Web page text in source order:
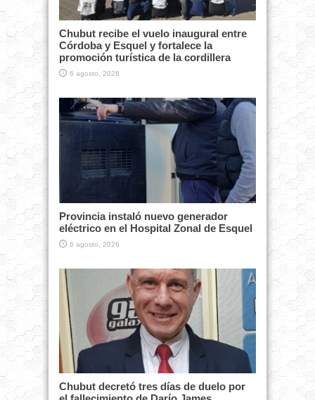
Chubut recibe el vuelo inaugural entre
Córdoba y Esquel y fortalece la
promoción turística de la cordillera
6 agosto, 2026
Provincia instaló nuevo generador
eléctrico en el Hospital Zonal de Esquel
6 agosto, 2026
Chubut decretó tres días de duelo por